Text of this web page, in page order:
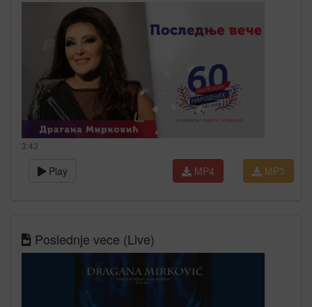
3:43
Play MP3
MP4
Poslednje vece (Live)